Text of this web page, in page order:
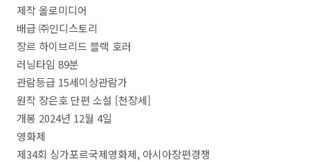
제작 올로미디어
배급 ㈜인디스토리
장르 하이브리드 블랙 호러
러닝타임 89분
관람등급 15세이상관람가
원작 장은호 단편 소설 [천장세]
개봉 2024년 12월 4일
영화제
제34회 싱가포르국제영화제, 아시아장편경쟁